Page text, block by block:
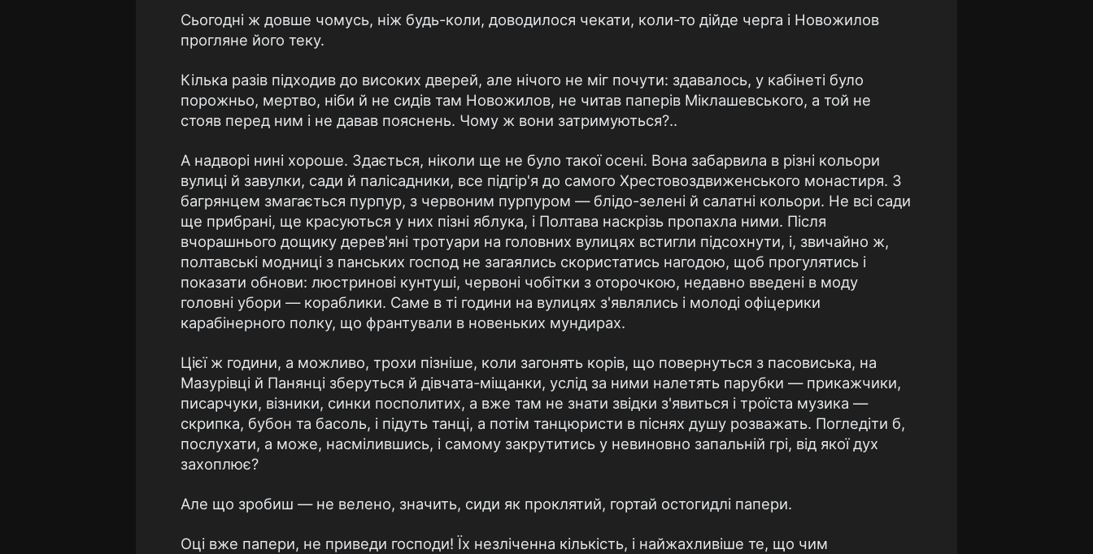
Сьогодні ж довше чомусь, ніж будь-коли, доводилося чекати, коли-то дійде черга і Новожилов
прогляне його теку.
Кілька разів підходив до високих дверей, але нічого не міг почути: здавалось, у кабінеті було
порожньо, мертво, ніби й не сидів там Новожилов, не читав паперів Міклашевського, а той не
стояв перед ним і не давав пояснень. Чому ж вони затримуються?..
А надворі нині хороше. Здається, ніколи ще не було такої осені. Вона забарвила в різні кольори
вулиці й завулки, сади й палісадники, все підгір'я до самого Хрестовоздвиженського монастиря. З
багрянцем змагається пурпур, з червоним пурпуром — блідо-зелені й салатні кольори. Не всі сади
ще прибрані, ще красуються у них пізні яблука, і Полтава наскрізь пропахла ними. Після
вчорашнього дощику дерев'яні тротуари на головних вулицях встигли підсохнути, і, звичайно ж,
полтавські модниці з панських господ не загаялись скористатись нагодою, щоб прогулятись і
показати обнови: люстринові кунтуші, червоні чобітки з оторочкою, недавно введені в моду
головні убори — кораблики. Саме в ті години на вулицях з'являлись і молоді офіцерики
карабінерного полку, що франтували в новеньких мундирах.
Цієї ж години, а можливо, трохи пізніше, коли загонять корів, що повернуться з пасовиська, на
Мазурівці й Панянці зберуться й дівчата-міщанки, услід за ними налетять парубки — прикажчики,
писарчуки, візники, синки посполитих, а вже там не знати звідки з'явиться і троїста музика —
скрипка, бубон та басоль, і підуть танці, а потім танцюристи в піснях душу розважать. Погледіти б,
послухати, а може, насмілившись, і самому закрутитись у невиновно запальній грі, від якої дух
захоплює?
Але що зробиш — не велено, значить, сиди як проклятий, гортай остогидлі папери.
Оці вже папери, не приведи господи! Їх незліченна кількість, і найжахливіше те, що чим